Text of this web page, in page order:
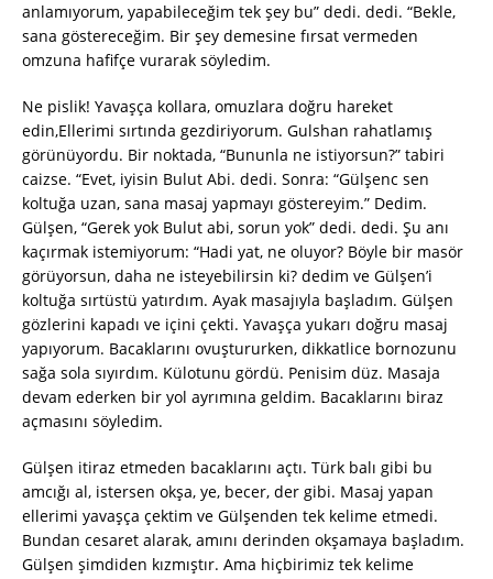
anlamıyorum, yapabileceğim tek şey bu” dedi. dedi. “Bekle,
sana göstereceğim. Bir şey demesine fırsat vermeden
omzuna hafifçe vurarak söyledim.
Ne pislik! Yavaşça kollara, omuzlara doğru hareket
edin,Ellerimi sırtında gezdiriyorum. Gulshan rahatlamış
görünüyordu. Bir noktada, “Bununla ne istiyorsun?” tabiri
caizse. “Evet, iyisin Bulut Abi. dedi. Sonra: “Gülşenc sen
koltuğa uzan, sana masaj yapmayı göstereyim.” Dedim.
Gülşen, “Gerek yok Bulut abi, sorun yok” dedi. dedi. Şu anı
kaçırmak istemiyorum: “Hadi yat, ne oluyor? Böyle bir masör
görüyorsun, daha ne isteyebilirsin ki? dedim ve Gülşen’i
koltuğa sırtüstü yatırdım. Ayak masajıyla başladım. Gülşen
gözlerini kapadı ve içini çekti. Yavaşça yukarı doğru masaj
yapıyorum. Bacaklarını ovuştururken, dikkatlice bornozunu
sağa sola sıyırdım. Külotunu gördü. Penisim düz. Masaja
devam ederken bir yol ayrımına geldim. Bacaklarını biraz
açmasını söyledim.
Gülşen itiraz etmeden bacaklarını açtı. Türk balı gibi bu
amcığı al, istersen okşa, ye, becer, der gibi. Masaj yapan
ellerimi yavaşça çektim ve Gülşenden tek kelime etmedi.
Bundan cesaret alarak, amını derinden okşamaya başladım.
Gülşen şimdiden kızmıştır. Ama hiçbirimiz tek kelime